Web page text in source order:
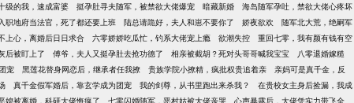
级的我，速成富婆 挺孕肚寻夫随军，被禁欲大佬爆宠 暗藏新婚
海岛随军孕吐，禁欲大佬心疼坏
职地府当法官，死了都还要上班 陆总请跪好，夫人和崽不要你了 娇夜欲欢
随军北大荒，绝嗣军
上心，离婚后日日求合 六零娇娇吃瓜忙，钓系大佬宠上瘾 欲潮失控
重回七零，我有颜有钱有空
后被盯上了 傅爷，夫人又挺孕肚去抢功德了 相亲被截胡？死对头哥哥喊我宝宝
八零退婚嫁糙
宠 黑莲花替身网恋后，继承者任我撩 贵族学院小撩精，疯批权贵追着亲
亲妈可是真千金，反
真千金假军婚后，靠玄学成为团宠 我的剑尊，从书里跑出来杀我？
在贵校女主身后捡漏，我成
媳被离婚，科研大佬悔疯了 七零闪婚随军，恶村姑被大佬亲哭 心声暴露后，大佬凭实力带飞全